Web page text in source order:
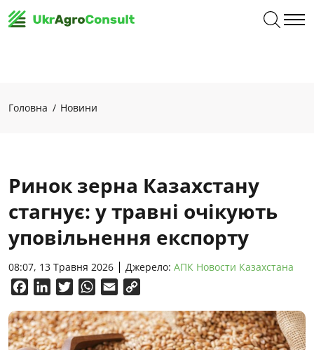
Головна Новини
Ринок зерна Казахстану
стагнує: у травні очікують
уповільнення експорту
08:07, 13 Травня 2026 Джерело: АПК Новости Казахстана
FacebookLinkedInTwitterWhatsApp
Email